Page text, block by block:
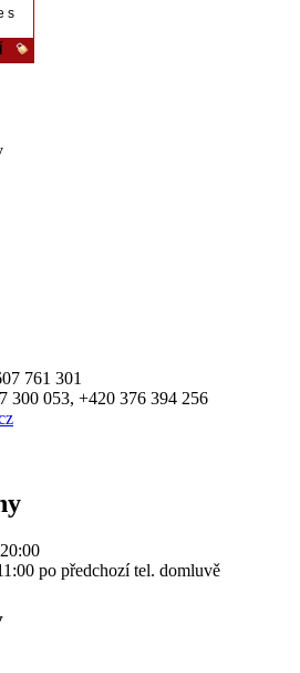
761 301
300 053, +420 376 394 256
po předchozí tel. domluvě